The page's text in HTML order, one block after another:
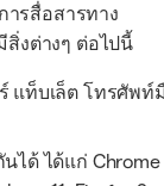
ารสื่อสารทาง
งต่างๆ ต่อไปนี้
แท็บเล็ต โทรศัพท์
ได้ ได้แก่ Chrome